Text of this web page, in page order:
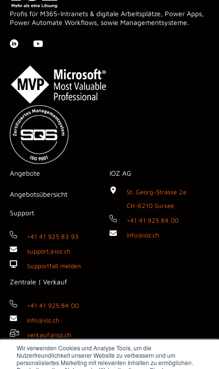
Wir verwenden Cookies und Analyse Tools, um die
Nutzerfreundlichkeit unserer Website zu verbessern und um
personalisiertes Marketing mit relevanten Inhalten zu ermöglichen.
Profis für M365-Intranets & digitale Arbeitsplätze, Power Apps,
Power Automate Workflows, sowie Managementsysteme.
Angebote
Angebotsübersicht
Support
+41 41 925 83 93
support@ioz.ch
Supportfall melden
Zentrale | Verkauf
+41 41 925 84 00
info@ioz.ch
verkauf@ioz.ch
IOZ AG
St. Georg-Strasse 2a
CH-6210 Sursee
+41 41 925 84 00
info@ioz.ch